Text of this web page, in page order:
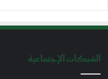
الشبكات الإجتماعية